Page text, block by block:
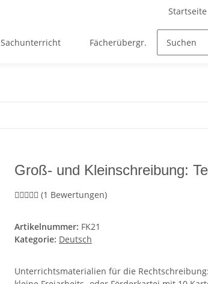
Startseite
Sachunterricht Fächerübergr. Englisch
Groß- und Kleinschreibung:
(1 Bewertungen)
Artikelnummer: FK21
Kategorie: Deutsch
Unterrichtsmaterialien für die Rechtschreibung: